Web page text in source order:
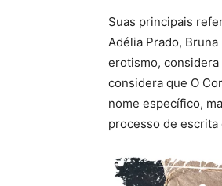
Suas principais
Adélia Prado,
erotismo, considera
considera que O
nome específico,
processo de escrita